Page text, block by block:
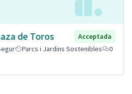
de Toros
Acceptada
Parcs i Jardins Sostenibles
0